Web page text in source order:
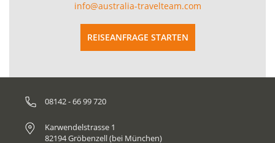
info@australia-travelteam.com
REISEANFRAGE STARTEN
08142 - 66 99 720
Karwendelstrasse 1
82194 Gröbenzell (bei München)